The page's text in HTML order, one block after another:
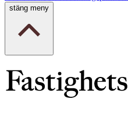
stäng meny